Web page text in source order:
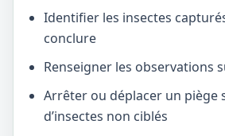
Identifier les insectes
conclure
Renseigner les observations
Arrêter ou déplacer un piège
d’insectes non ciblés